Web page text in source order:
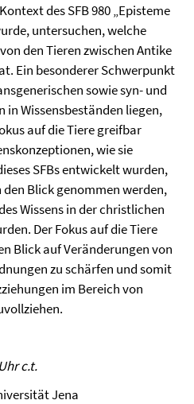
des SFB 980 „Episteme
untersuchen, welche
den Tieren zwischen Antike
Ein besonderer Schwerpunkt
sowie syn- und
Wissensbeständen liegen,
auf die Tiere greifbar
wie sie
SFBs entwickelt wurden,
den Blick genommen werden,
Wissens in der christlichen
Der Fokus auf die Tiere
Blick auf Veränderungen von
zu schärfen und somit
im Bereich von
c.t.
Jena